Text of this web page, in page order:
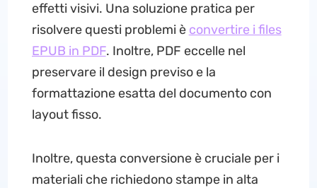
effetti visivi. Una soluzione pratica per
risolvere questi problemi è convertire i files
EPUB in PDF. Inoltre, PDF eccelle nel
preservare il design previso e la
formattazione esatta del documento con
layout fisso.
Inoltre, questa conversione è cruciale per i
materiali che richiedono stampe in alta